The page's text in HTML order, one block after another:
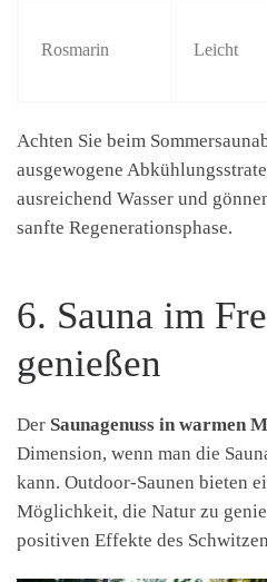
Rosmarin Leicht
Achten Sie beim
ausgewogene
ausreichend Wasser und
sanfte Regenerationsphase.
6. Sauna im
genießen
Der Saunagenuss in warmen
Dimension, wenn man die
kann. Outdoor-Saunen bieten
Möglichkeit, die Natur zu
positiven Effekte des